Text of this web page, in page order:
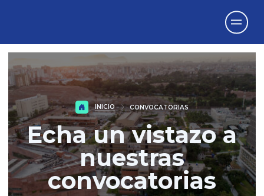
INICIO CONVOCATORIAS
Echa un vistazo a
nuestras
convocatorias